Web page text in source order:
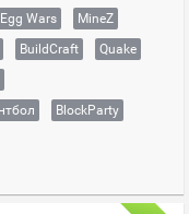
Egg Wars
MineZ
BuildCraft
Quake
BlockParty